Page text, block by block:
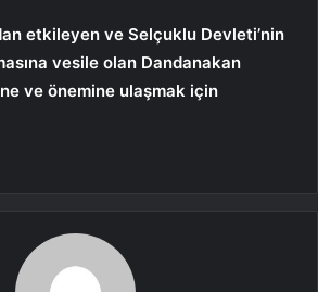
etkileyen ve Selçuklu Devleti’nin
vesile olan Dandanakan
ve önemine ulaşmak için